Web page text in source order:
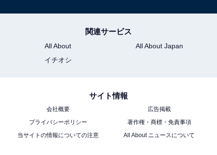
関連サービス
All About
All About Japan
イチオシ
サイト情報
会社概要
広告掲載
プライバシーポリシー
著作権・商標・免責事項
当サイトの情報についての注意
All About ニュースについて